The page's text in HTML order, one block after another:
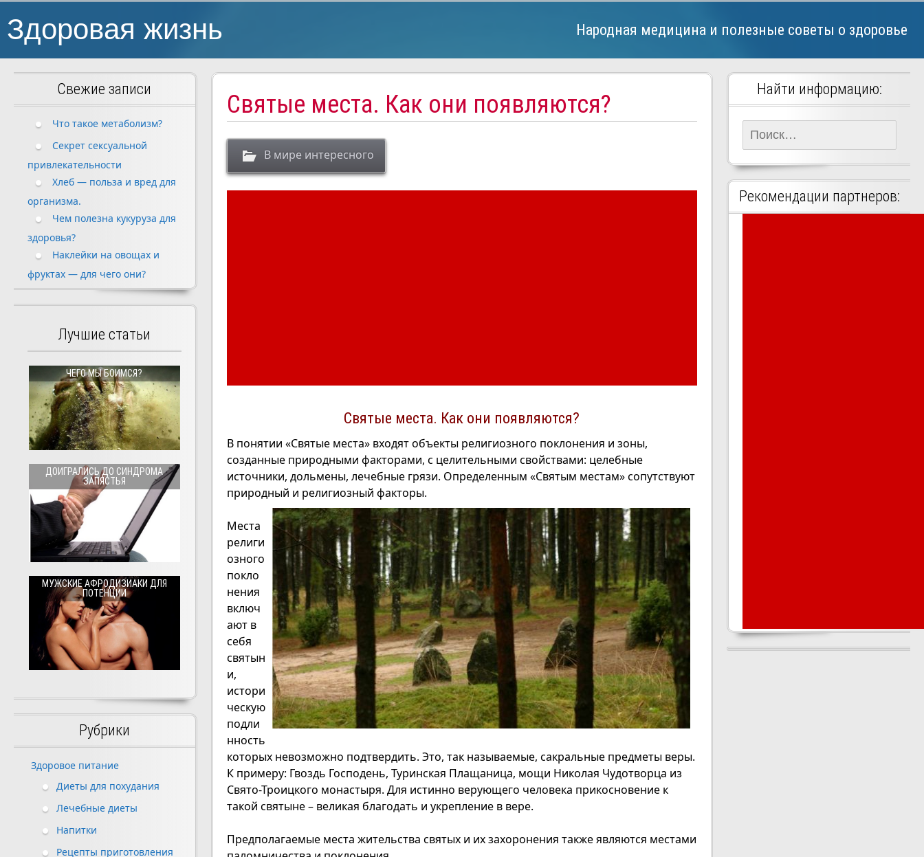
Здоровая жизнь Народная медицина и полезные советы о здоровье
Святые места. Как они появляются?
В мире интересного
Святые места. Как они появляются?
В понятии «Святые места» входят объекты религиозного поклонения и зоны,
созданные природными факторами, с целительными свойствами: целебные
источники, дольмены, лечебные грязи. Определенным «Святым местам» сопутствуют
природный и религиозный факторы.
Места
религи
озного
покло
нения
включ
ают в
себя
святын
и,
истори
ческую
подли
нность
которых невозможно подтвердить. Это, так называемые, сакральные предметы веры.
К примеру: Гвоздь Господень, Туринская Плащаница, мощи Николая Чудотворца из
Свято-Троицкого монастыря. Для истинно верующего человека прикосновение к
такой святыне – великая благодать и укрепление в вере.
Предполагаемые места жительства святых и их захоронения также являются местами
Свежие записи
Что такое метаболизм?
Секрет сексуальной
привлекательности
Хлеб — польза и вред для
организма.
Чем полезна кукуруза для
здоровья?
Наклейки на овощах и
фруктах — для чего они?
Лучшие статьи
ЧЕГО МЫ БОИМСЯ?
ДОИГРАЛИСЬ ДО СИНДРОМА
ЗАПЯСТЬЯ
МУЖСКИЕ АФРОДИЗИАКИ ДЛЯ
ПОТЕНЦИИ
Рубрики
Здоровое питание
Диеты для похудания
Лечебные диеты
Напитки
Рецепты приготовления
Найти информацию:
Рекомендации партнеров: